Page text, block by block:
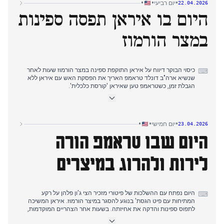
הגבלת זמן בזמן שהוא ממתין להצעה מאיראן, תוך ציון בקשת התיווך של
פקיסטן וההנהגה המפולגת באיראן.
הסיקור ציין גם את דחיית הנסיעה הדיפלומטית של סגן הנשיא ואנס
לפקיסטן ללא הגבלת זמן, מכיוון שאיראן לא התחייבה להשתתף בשיחות.
22.04.2026
•יום רביעי•
•
היום בו איראן תפסה ספינות
במצר הורמוז
⌨ כיסוי הבוקר דיווח על איראן התוקפת ספינה במצר הורמוז שעות לאחר
שנשיא ארה"ב דונלד טראמפ האריך את הפסקת האש עם איראן ללא
הגבלת זמן, כשטראמפ טען שאיראן 'קורסת כלכלית'.
מספר כלי שיט ותפסה שתי ספינות, מה שהקשה על המאמצים
האסטרטגי, כשהתנועה כמעט נעצרה והפנטגון העריך שפינוי מוקשים
דיווחי הלילה המאוחר תיעדו את פיטורי מזכיר הצי ג'ון פילן בתוך המצור
המתמשך, בעוד הכיסוי נמשך גם על פסיקת בית המשפט כי משאל העם
לחלוקה מחדש של מחוזות הבחירה בווירג'יניה אינו חוקתי.
23.04.2026
•יום חמישי•
•
היום שבו טראמפ הורה
לירות ולהרוג במיצרים
⌨ היום נפתח עם ההשלכות של פיטורי מזכיר הצי ג'ון פלהן על רקע
המתיחות עם פיט הגסת' בנוגע להסגר במיצר הורמוז. איראן המשיכה
לתפוס ספינות והדקה את אחיזתה. בשעות אחר הצהריים המוקדמות,